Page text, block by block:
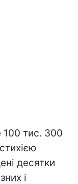
100 тис. 300
десятки
і